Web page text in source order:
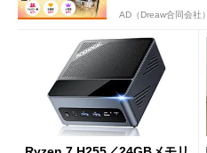
AD（Dreaw合同会社）